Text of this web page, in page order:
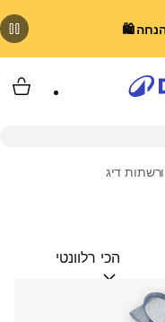
דיג
מיין לפי:(optional)